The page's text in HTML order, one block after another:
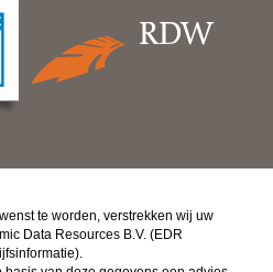
te worden, verstrekken wij uw
Data Resources B.V. (EDR